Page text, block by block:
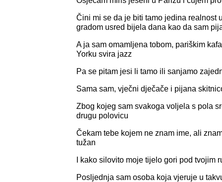
Čini mi se da je biti tamo jedina realnost
gradom usred bijela dana kao da sam
A ja sam omamljena tobom, pariškim
Yorku svira jazz
Pa se pitam jesi li tamo ili sanjamo
Sama sam, vječni dječače i pijana
Zbog kojeg sam svakoga voljela s pola
drugu polovicu
Čekam tebe kojem ne znam ime, ali
tužan
I kako silovito moje tijelo gori pod tvojim
Posljednja sam osoba koja vjeruje u